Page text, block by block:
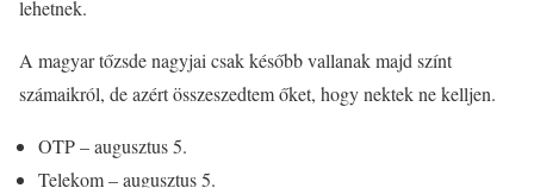
lehetnek.
A magyar tőzsde nagyjai csak később vallanak majd színt
számaikról, de azért összeszedtem őket, hogy nektek ne kelljen.
OTP – augusztus 5.
Telekom – augusztus 5.